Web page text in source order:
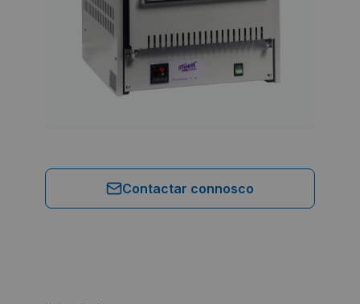
Contactar connosco